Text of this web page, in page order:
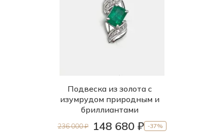
Подвеска из золота с
изумрудом природным и
бриллиантами
236 000 ₽ 148 680 ₽ -37%